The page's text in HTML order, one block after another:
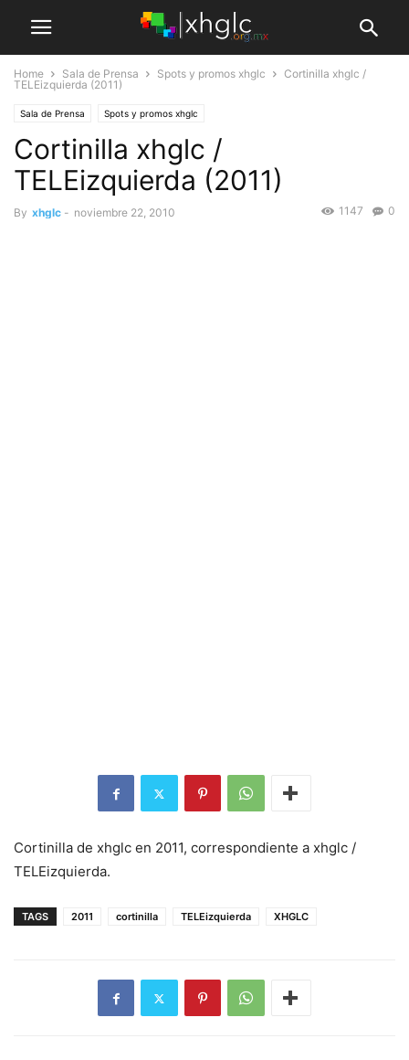
Home Sala de Prensa Spots y promos xhglc
Cortinilla xhglc /
TELEizquierda (2011)
Sala de Prensa Spots y promos xhglc
Cortinilla xhglc /
TELEizquierda (2011)
By xhglc - noviembre 22, 2010 0
1147
Cortinilla de xhglc en 2011, correspondiente a xhglc /
TELEizquierda.
TAGS 2011 cortinilla TELEizquierda XHGLC